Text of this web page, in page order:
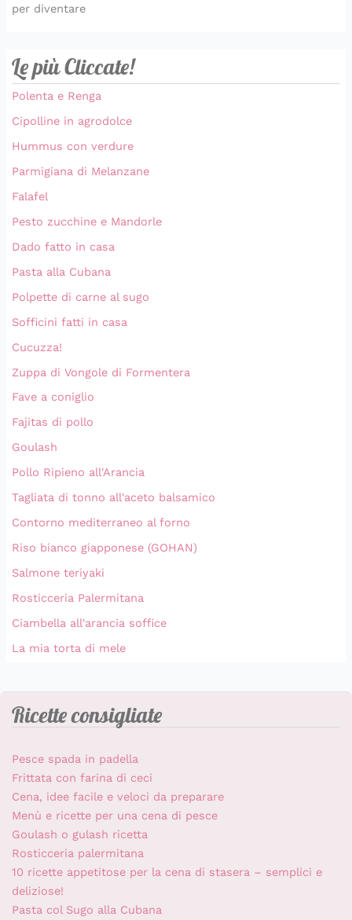
per diventare
Le più Cliccate!
Polenta e Renga
Cipolline in agrodolce
Hummus con verdure
Parmigiana di Melanzane
Falafel
Pesto zucchine e Mandorle
Dado fatto in casa
Pasta alla Cubana
Polpette di carne al sugo
Sofficini fatti in casa
Cucuzza!
Zuppa di Vongole di Formentera
Fave a coniglio
Fajitas di pollo
Goulash
Pollo Ripieno all'Arancia
Tagliata di tonno all'aceto balsamico
Contorno mediterraneo al forno
Riso bianco giapponese (GOHAN)
Salmone teriyaki
Rosticceria Palermitana
Ciambella all'arancia soffice
La mia torta di mele
Ricette consigliate
Pesce spada in padella
Frittata con farina di ceci
Cena, idee facile e veloci da preparare
Menù e ricette per una cena di pesce
Goulash o gulash ricetta
Rosticceria palermitana
10 ricette appetitose per la cena di stasera – semplici e
deliziose!
Pasta col Sugo alla Cubana